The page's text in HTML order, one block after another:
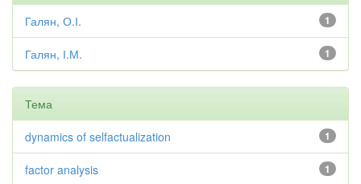
1
Галян, О.І.
1
Галян, І.М.
Тема
1
dynamics of selfactualization
1
factor analysis